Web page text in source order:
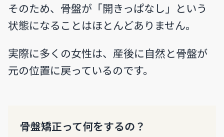
そのため、骨盤が「開きっぱなし」という
状態になることはほとんどありません。
実際に多くの女性は、産後に自然と骨盤が
元の位置に戻っているのです。
骨盤矯正って何をするの？